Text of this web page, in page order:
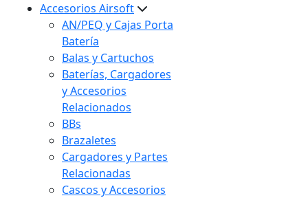
Accesorios Airsoft
AN/PEQ y Cajas Porta
Batería
Balas y Cartuchos
Baterías, Cargadores
y Accesorios
Relacionados
BBs
Brazaletes
Cargadores y Partes
Relacionadas
Cascos y Accesorios